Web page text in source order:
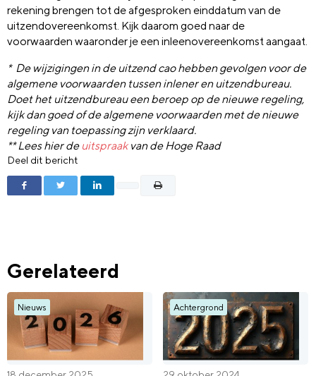
rekening brengen tot de afgesproken einddatum van de
uitzendovereenkomst. Kijk daarom goed naar de
voorwaarden waaronder je een inleenovereenkomst aangaat.
* De wijzigingen in de uitzend cao hebben gevolgen voor de
algemene voorwaarden tussen inlener en uitzendbureau.
Doet het uitzendbureau een beroep op de nieuwe regeling,
kijk dan goed of de algemene voorwaarden met de nieuwe
regeling van toepassing zijn verklaard.
** Lees hier de uitspraakvan de Hoge Raad
Deel dit bericht
Gerelateerd
Nieuws Achtergrond